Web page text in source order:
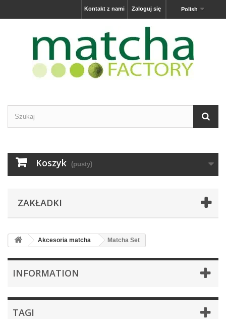
Polish
Zaloguj się
Kontakt z nami
Koszyk (pusty)
ZAKŁADKI
Akcesoria matcha Matcha Set
INFORMATION
TAGI